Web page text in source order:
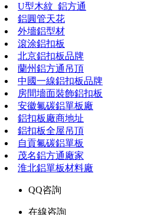
U型木紋_鋁方通
鋁圓管天花
外墻鋁型材
滾涂鋁扣板
北京鋁扣板品牌
蘭州鋁方通吊頂
中國一線鋁扣板品牌
房間墻面裝飾鋁扣板
安徽氟碳鋁單板廠
鋁扣板廠商地址
鋁扣板全屋吊頂
自貢氟碳鋁單板
茂名鋁方通廠家
淮北鋁單板材料廠
QQ咨詢
在線咨詢